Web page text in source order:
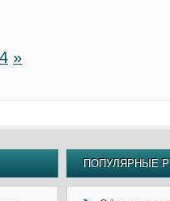
4 »
ПОПУЛЯРНЫЕ